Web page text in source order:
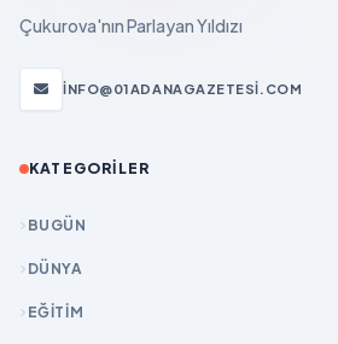
Çukurova'nın Parlayan Yıldızı
INFO@01ADANAGAZETESI.COM
KATEGORILER
BUGÜN
DÜNYA
EĞİTİM